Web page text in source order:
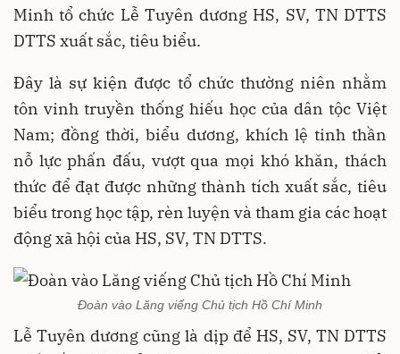
Minh tổ chức Lễ Tuyên dương HS, SV, TN DTTS
DTTS xuất sắc, tiêu biểu.
Đây là sự kiện được tổ chức thường niên nhằm
tôn vinh truyền thống hiếu học của dân tộc Việt
Nam; đồng thời, biểu dương, khích lệ tinh thần
nỗ lực phấn đấu, vượt qua mọi khó khăn, thách
thức để đạt được những thành tích xuất sắc, tiêu
biểu trong học tập, rèn luyện và tham gia các hoạt
động xã hội của HS, SV, TN DTTS.
Đoàn vào Lăng viếng Chủ tịch Hồ Chí Minh
Lễ Tuyên dương cũng là dịp để HS, SV, TN DTTS